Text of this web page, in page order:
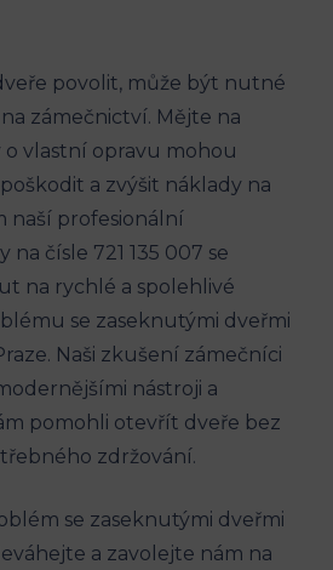
povolit, může být nutné
zámečnictví. Mějte na
o vlastní opravu mohou
a zvýšit náklady na
naší profesionální
na čísle 721 135 007 se
na rychlé a spolehlivé
se zaseknutými dveřmi
Naši zkušení zámečníci
nástroji a
pomohli otevřít dveře bez
zdržování.
se zaseknutými dveřmi
a zavolejte nám na